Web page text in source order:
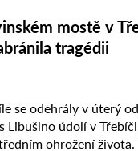
mostě v
tragédii
se odehrály v úterý
Libušino údolí v
ohrožení života.